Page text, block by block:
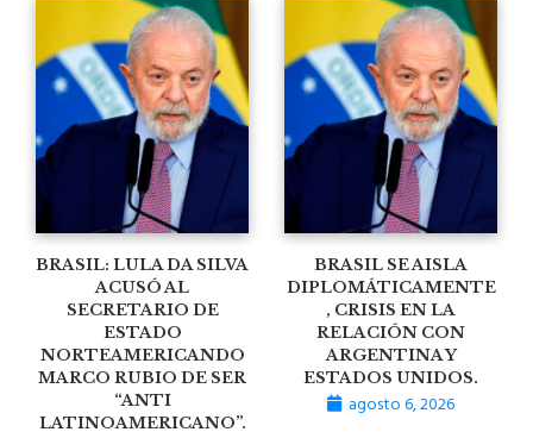
BRASIL: LULA DA SILVA
ACUSÓ AL
SECRETARIO DE
ESTADO
NORTEAMERICANDO
MARCO RUBIO DE SER
“ANTI
LATINOAMERICANO”.
BRASIL SE AISLA
DIPLOMÁTICAMENTE
, CRISIS EN LA
RELACIÓN CON
ARGENTINA Y
ESTADOS UNIDOS.
agosto 6, 2026